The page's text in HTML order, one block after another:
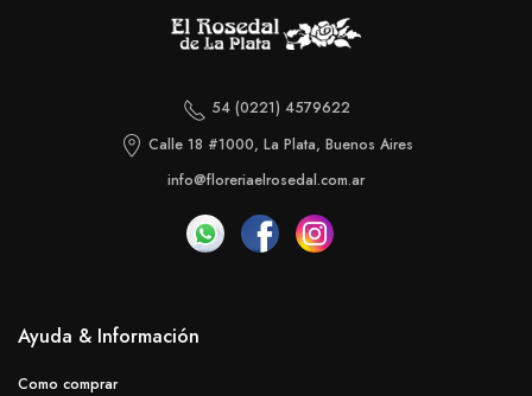
54 (0221) 4579622
Calle 18 #1000, La Plata, Buenos Aires
info@floreriaelrosedal.com.ar
Ayuda & Información
Como comprar